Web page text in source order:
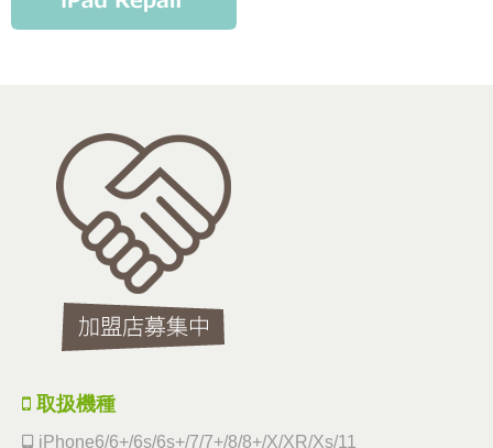
取扱機種
iPhone6/6+/6s/6s+/7/7+/8/8+/X/XR/Xs/11